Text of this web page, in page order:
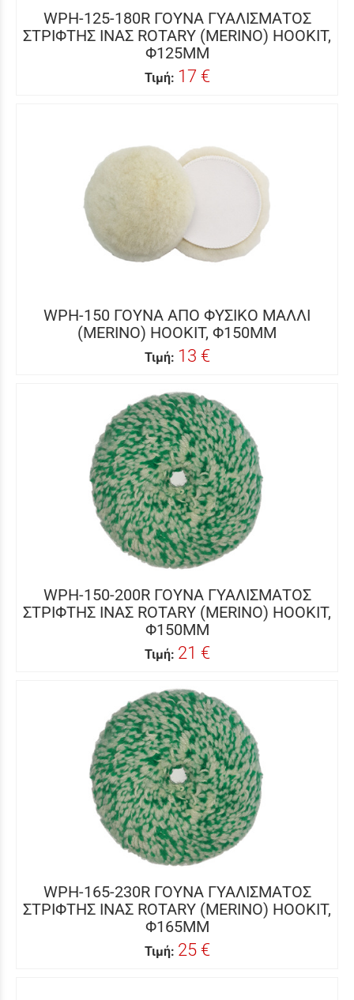
WPH-125-180R ΓΟΥΝΑ ΓΥΑΛΙΣΜΑΤΟΣ
ΣΤΡΙΦΤΗΣ ΙΝΑΣ ROTARY (MERINO) HOOKIT,
Φ125MM
Τιμή: 17 €
WPH-150 ΓΟΥΝΑ ΑΠΟ ΦΥΣΙΚΟ ΜΑΛΛΙ
(MERINO) HOOKIT, Φ150MM
Τιμή: 13 €
WPH-150-200R ΓΟΥΝΑ ΓΥΑΛΙΣΜΑΤΟΣ
ΣΤΡΙΦΤΗΣ ΙΝΑΣ ROTARY (MERINO) HOOKIT,
Φ150MM
Τιμή: 21 €
WPH-165-230R ΓΟΥΝΑ ΓΥΑΛΙΣΜΑΤΟΣ
ΣΤΡΙΦΤΗΣ ΙΝΑΣ ROTARY (MERINO) HOOKIT,
Φ165MM
Τιμή: 25 €